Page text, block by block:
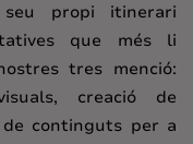
propi itinerari
que més li
tres menció:
creació de
continguts per a